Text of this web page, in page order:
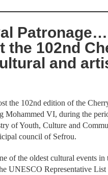
the 102nd
and
the 102nd edition of the
Mohammed VI, during the
of Youth, Culture and
council of Sefrou.
of the oldest cultural events
UNESCO Representative